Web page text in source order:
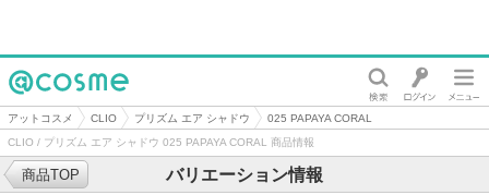
@cosme
アットコスメ CLIO プリズム エア シャドウ
025 PAPAYA CORAL
CLIO / プリズム エア シャドウ 025 PAPAYA CORAL 商品情報
バリエーション情報
商品TOP